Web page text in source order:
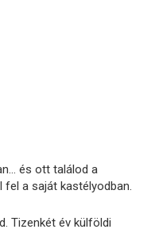
és ott találod a
a saját kastélyodban.
Tizenkét év külföldi